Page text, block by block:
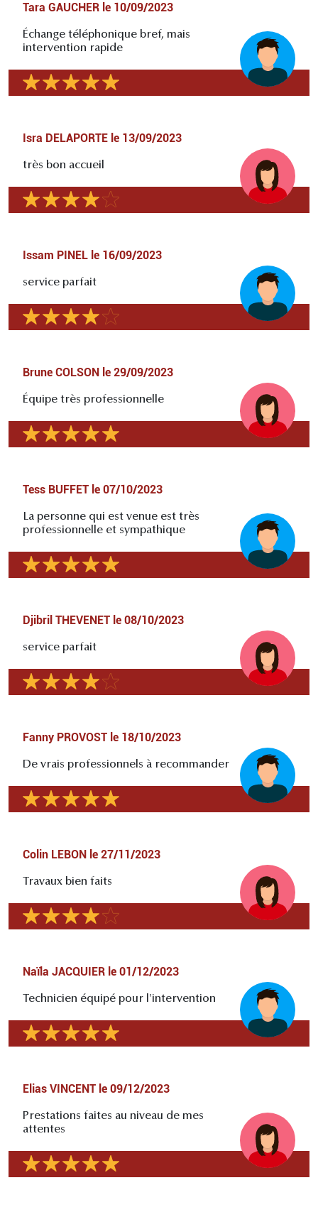
Tara GAUCHER le 10/09/2023
Échange téléphonique bref, mais
intervention rapide
Isra DELAPORTE le 13/09/2023
très bon accueil
Issam PINEL le 16/09/2023
service parfait
Brune COLSON le 29/09/2023
Équipe très professionnelle
Tess BUFFET le 07/10/2023
La personne qui est venue est très
professionnelle et sympathique
Djibril THEVENET le 08/10/2023
service parfait
Fanny PROVOST le 18/10/2023
De vrais professionnels à recommander
Colin LEBON le 27/11/2023
Travaux bien faits
Naïla JACQUIER le 01/12/2023
Technicien équipé pour l'intervention
Elias VINCENT le 09/12/2023
Prestations faites au niveau de mes
attentes